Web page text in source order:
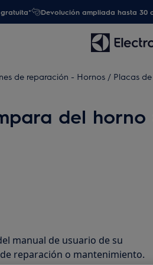
Devolución ampliada hasta 30
de reparación - Hornos / Placas
del horno
manual de usuario de su
reparación o mantenimiento.